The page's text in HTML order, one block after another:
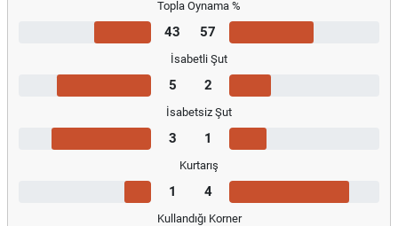
Topla Oynama %
43 57
İsabetli Şut
5 2
İsabetsiz Şut
3 1
Kurtarış
1 4
Kullandığı Korner